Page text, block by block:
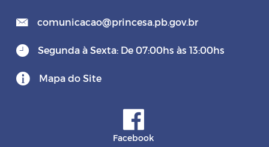
comunicacao@princesa.pb.gov.br
Segunda à Sexta: De 07:00hs às 13:00hs
Mapa do Site
Facebook